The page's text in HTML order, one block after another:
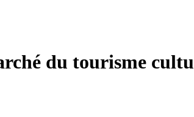
du tourisme